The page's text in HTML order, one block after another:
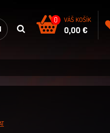
VÁŠ KOŠÍK
0
0,00 €